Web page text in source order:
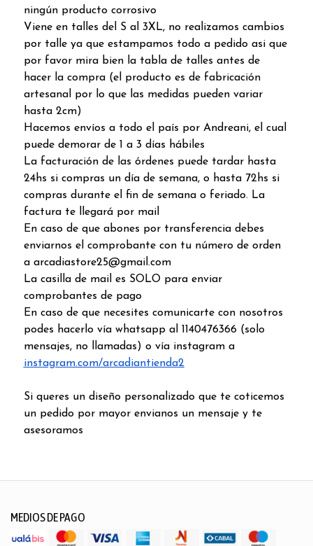
ningún producto corrosivo
Viene en talles del S al 3XL, no realizamos cambios
por talle ya que estampamos todo a pedido asi que
por favor mira bien la tabla de talles antes de
hacer la compra (el producto es de fabricación
artesanal por lo que las medidas pueden variar
hasta 2cm)
Hacemos envíos a todo el país por Andreani, el cual
puede demorar de 1 a 3 días hábiles
La facturación de las órdenes puede tardar hasta
24hs si compras un día de semana, o hasta 72hs si
compras durante el fin de semana o feriado. La
factura te llegará por mail
En caso de que abones por transferencia debes
enviarnos el comprobante con tu número de orden
a arcadiastore25@gmail.com
La casilla de mail es SOLO para enviar
comprobantes de pago
En caso de que necesites comunicarte con nosotros
podes hacerlo vía whatsapp al 1140476366 (solo
mensajes, no llamadas) o vía instagram a
instagram.com/arcadiantienda2
Si queres un diseño personalizado que te coticemos
un pedido por mayor envianos un mensaje y te
asesoramos
MEDIOS DE PAGO